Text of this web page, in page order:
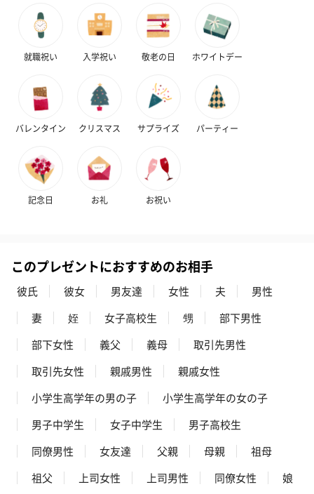
ぬいぐるみ
愛らしいぬいぐるみを同梱してお届けします。
誕生日・記念日・出産祝いなどのシーンにおすすめです。
フラワーテディベア
テディベア（バニラ）
紅茶・コーヒー・スイーツ
紅茶・コーヒー・スイーツを同梱してお届けいたします。ギフト
への＋αにおすすめです。
アールグレイ（HAPPY
BIRTHDAY TO YOU）
（660円）
アールグレイティー
（660円）
フルーツティ
就職祝い 入学祝い 敬老の日 ホワイトデー
バレンタイン クリスマス サプライズ パーティー
記念日 お礼 お祝い
このプレゼントにおすすめのお相手
彼氏 彼女 男友達 女性 夫
男性
妻
姪 女子高校生 甥
部下男性
部下女性
義父 義母
取引先男性
取引先女性
親戚男性
親戚女性
小学生高学年の男の子
小学生高学年の女の子
男子中学生
女子中学生
男子高校生
同僚男性
女友達 父親 母親
祖母
祖父
上司女性 上司男性 同僚女性
娘